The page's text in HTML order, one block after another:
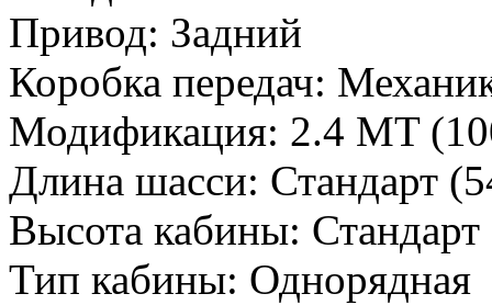
Привод: Задний
Коробка передач:
Модификация: 2.4 MT
Длина шасси: Стандарт
Высота кабины:
Тип кабины: Однорядная